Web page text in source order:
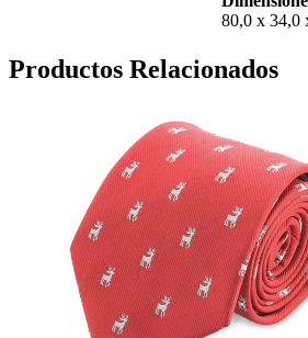
80,0 x 34,0
Productos Relacionados